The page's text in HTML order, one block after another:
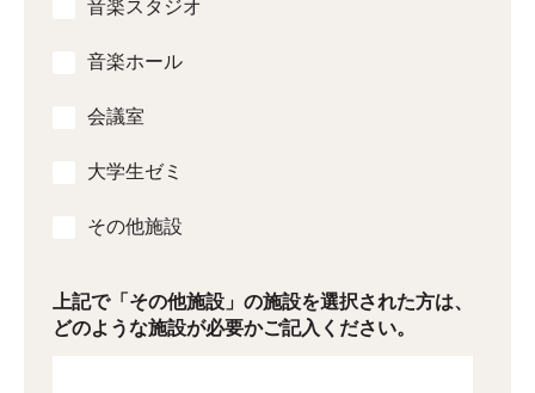
音楽スタジオ
音楽ホール
会議室
大学生ゼミ
その他施設
上記で「その他施設」の施設を選択された方は、
どのような施設が必要かご記入ください。